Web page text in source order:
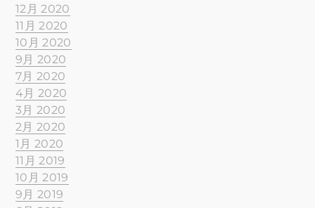
12月 2020
11月 2020
10月 2020
9月 2020
7月 2020
4月 2020
3月 2020
2月 2020
1月 2020
11月 2019
10月 2019
9月 2019